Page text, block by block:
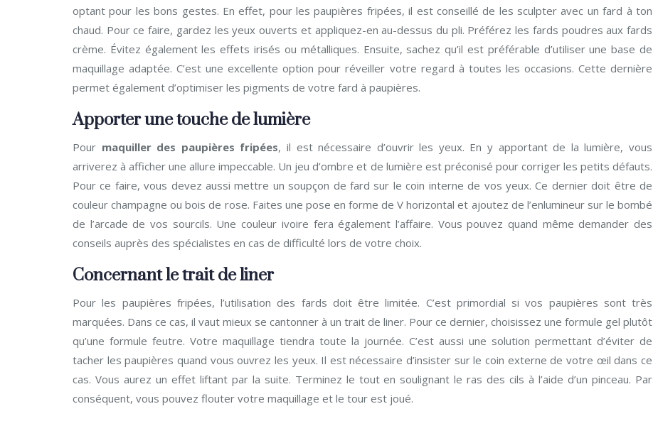
optant pour les bons gestes. En effet, pour les paupières fripées, il est conseillé de les sculpter avec un fard à ton
chaud. Pour ce faire, gardez les yeux ouverts et appliquez-en au-dessus du pli. Préférez les fards poudres aux fards
crème. Évitez également les effets irisés ou métalliques. Ensuite, sachez qu’il est préférable d’utiliser une base de
maquillage adaptée. C’est une excellente option pour réveiller votre regard à toutes les occasions. Cette dernière
permet également d’optimiser les pigments de votre fard à paupières.
Apporter une touche de lumière
Pour maquiller des paupières fripées, il est nécessaire d’ouvrir les yeux. En y apportant de la lumière, vous
arriverez à afficher une allure impeccable. Un jeu d’ombre et de lumière est préconisé pour corriger les petits défauts.
Pour ce faire, vous devez aussi mettre un soupçon de fard sur le coin interne de vos yeux. Ce dernier doit être de
couleur champagne ou bois de rose. Faites une pose en forme de V horizontal et ajoutez de l’enlumineur sur le bombé
de l’arcade de vos sourcils. Une couleur ivoire fera également l’affaire. Vous pouvez quand même demander des
conseils auprès des spécialistes en cas de difficulté lors de votre choix.
Concernant le trait de liner
Pour les paupières fripées, l’utilisation des fards doit être limitée. C’est primordial si vos paupières sont très
marquées. Dans ce cas, il vaut mieux se cantonner à un trait de liner. Pour ce dernier, choisissez une formule gel plutôt
qu’une formule feutre. Votre maquillage tiendra toute la journée. C’est aussi une solution permettant d’éviter de
tacher les paupières quand vous ouvrez les yeux. Il est nécessaire d’insister sur le coin externe de votre œil dans ce
cas. Vous aurez un effet liftant par la suite. Terminez le tout en soulignant le ras des cils à l’aide d’un pinceau. Par
conséquent, vous pouvez flouter votre maquillage et le tour est joué.